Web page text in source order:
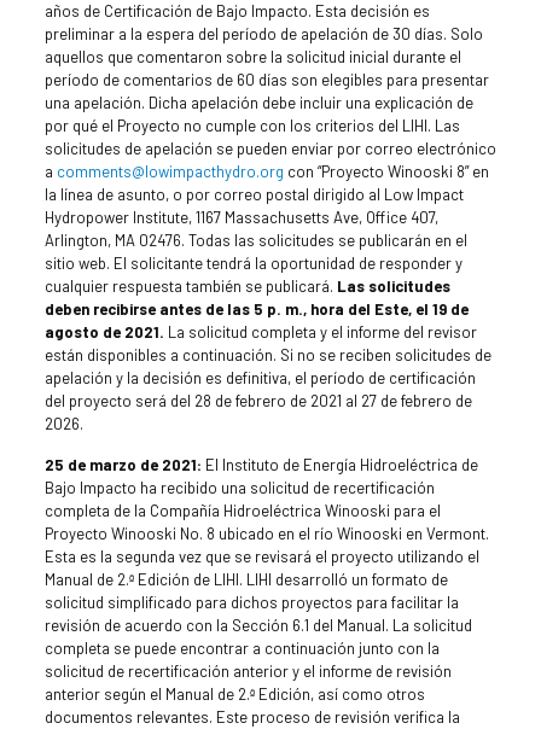
años de Certificación de Bajo Impacto. Esta decisión es
preliminar a la espera del período de apelación de 30 días. Solo
aquellos que comentaron sobre la solicitud inicial durante el
período de comentarios de 60 días son elegibles para presentar
una apelación. Dicha apelación debe incluir una explicación de
por qué el Proyecto no cumple con los criterios del LIHI. Las
solicitudes de apelación se pueden enviar por correo electrónico
a comments@lowimpacthydro.org con “Proyecto Winooski 8” en
la línea de asunto, o por correo postal dirigido al Low Impact
Hydropower Institute, 1167 Massachusetts Ave, Office 407,
Arlington, MA 02476. Todas las solicitudes se publicarán en el
sitio web. El solicitante tendrá la oportunidad de responder y
cualquier respuesta también se publicará. Las solicitudes
deben recibirse antes de las 5 p. m., hora del Este, el 19 de
agosto de 2021. La solicitud completa y el informe del revisor
están disponibles a continuación. Si no se reciben solicitudes de
apelación y la decisión es definitiva, el período de certificación
del proyecto será del 28 de febrero de 2021 al 27 de febrero de
2026.
25 de marzo de 2021: El Instituto de Energía Hidroeléctrica de
Bajo Impacto ha recibido una solicitud de recertificación
completa de la Compañía Hidroeléctrica Winooski para el
Proyecto Winooski No. 8 ubicado en el río Winooski en Vermont.
Esta es la segunda vez que se revisará el proyecto utilizando el
Manual de 2.ª Edición de LIHI. LIHI desarrolló un formato de
solicitud simplificado para dichos proyectos para facilitar la
revisión de acuerdo con la Sección 6.1 del Manual. La solicitud
completa se puede encontrar a continuación junto con la
solicitud de recertificación anterior y el informe de revisión
anterior según el Manual de 2.ª Edición, así como otros
documentos relevantes. Este proceso de revisión verifica la